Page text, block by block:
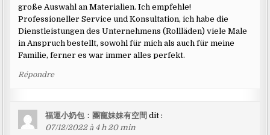
große Auswahl an Materialien. Ich empfehle!
Professioneller Service und Konsultation, ich habe die
Dienstleistungen des Unternehmens (Rollläden) viele Male
in Anspruch bestellt, sowohl für mich als auch für meine
Familie, ferner es war immer alles perfekt.
Répondre
福運小奶包：團寵妹妹有空間 dit :
07/12/2022 à 4 h 20 min